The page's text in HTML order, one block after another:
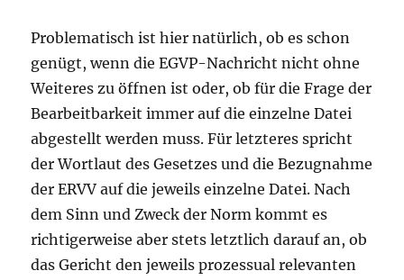
Problematisch ist hier natürlich, ob es schon
genügt, wenn die EGVP-Nachricht nicht ohne
Weiteres zu öffnen ist oder, ob für die Frage der
Bearbeitbarkeit immer auf die einzelne Datei
abgestellt werden muss. Für letzteres spricht
der Wortlaut des Gesetzes und die Bezugnahme
der ERVV auf die jeweils einzelne Datei. Nach
dem Sinn und Zweck der Norm kommt es
richtigerweise aber stets letztlich darauf an, ob
das Gericht den jeweils prozessual relevanten